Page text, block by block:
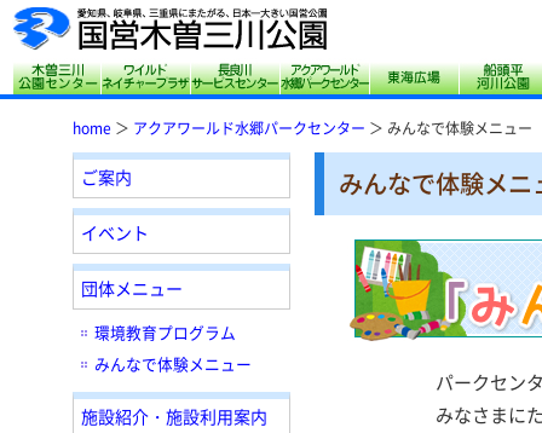
木曽三川公園センターサリオパーク祖父江 ワイルドネイチャー
長良川サービスセンター
アクアワールド水郷
東海広場
home ＞ アクアワールド水郷パークセンター ＞ みんなで体験メニュー
ご案内
イベント
団体メニュー
環境教育プログラム
みんなで体験メニュー
施設紹介・施設利用案内
みんなで体験メニ
パークセン
みなさまに